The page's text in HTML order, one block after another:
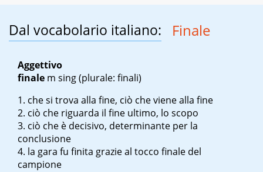
Dal vocabolario italiano: Finale
Aggettivo
finale m sing(plurale: finali)
che si trova alla fine, ciò che viene alla fine
ciò che riguarda il fine ultimo, lo scopo
ciò che è decisivo, determinante per la
conclusione
la gara fu finita grazie al tocco finale del
campione